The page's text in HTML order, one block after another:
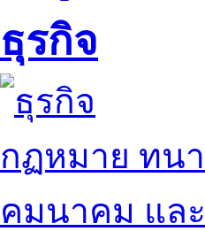
ธุรกิจ
กฏหมาย ทน
คมนาคม แล